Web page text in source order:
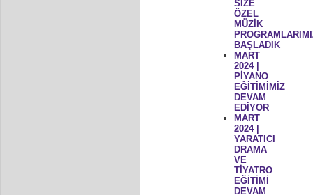
SİZE
ÖZEL
MÜZİK
BAŞLADIK
MART
2024 |
PİYANO
EĞİTİMİMİZ
DEVAM
EDİYOR
MART
2024 |
YARATICI
DRAMA
VE
TİYATRO
EĞİTİMİ
DEVAM